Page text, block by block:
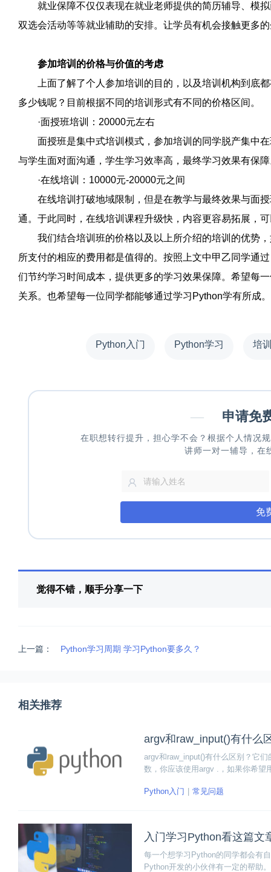
就业保障不仅仅表现在就业老师提供的简历辅导、模拟
双选会活动等等就业辅助的安排。让学员有机会接触更多
参加培训的价格与价值的考虑
上面了解了个人参加培训的目的，以及培训机构到底都
多少钱呢？目前根据不同的培训形式有不同的价格区间。
·面授班培训：20000元左右
面授班是集中式培训模式，参加培训的同学脱产集中在
与学生面对面沟通，学生学习效率高，最终学习效果有保
·在线培训：10000元-20000元之间
在线培训打破地域限制，但是在教学与最终效果与面授
通。于此同时，在线培训课程升级快，内容更容易拓展，
我们结合培训班的价格以及以上所介绍的培训的优势，
所支付的相应的费用都是值得的。按照上文中甲乙同学通
们节约学习时间成本，提供更多的学习效果保障。希望每
关系。也希望每一位同学都能够通过学习Python学有所成。
Python入门 Python学习 培
— 申请免
在职想转行提升，担心学不会？根据个人情况
讲师一对一辅导，在
免
觉得不错，顺手分享一下
上一篇： Python学习周期 学习Python要多久？
相关推荐
argv和raw_input()有什么
argv和raw_input()有什么区别？它
数，你应该使用argv .，如果你希望
Python入门
常见问题
入门学习Python看这篇文
每一个想学习Python的同学都会有
Python开发的小伙伴有一定的帮助。